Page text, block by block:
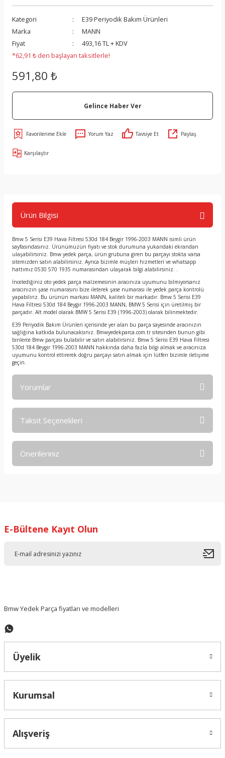
Kategori
E39 Periyodik Bakım Ürünleri
Marka
MANN
Fiyat
493,16 TL + KDV
*62,91 ₺ den başlayan taksitlerle!
591,80 ₺
Gelince Haber Ver
Yorum Yaz Tavsiye Et Paylaş
Karşılaştır
Ürün Bilgisi
Bmw 5 Serisi E39 Hava Filtresi 530d 184 Beygir 1996-2003 MANN isimli ürün
sayfasındasınız. Ürünümüzün fiyatı ve stok durumuna yukarıdaki ekrandan
ulaşabilirsiniz. Bmw yedek parça, ürün grubuna giren bu parçayı stokta varsa
sitemizden satın alabilirsiniz. Ayrıca bizimle müşteri hizmetleri ve whatsapp
hattımız 0530 570 1935 numarasından ulaşarak bilgi alabilirsiniz. .
İncelediğiniz oto yedek parça malzemesinin aracınıza uyumunu bilmiyorsanız
aracınızın şase numarasını bize ileterek şase numarası ile yedek parça kontrolü
yapabiliriz. Bu ürünün markası MANN, kaliteli bir markadır. Bmw 5 Serisi E39
Hava Filtresi 530d 184 Beygir 1996-2003 MANN, BMW 5 Serisi için üretilmiş bir
parçadır. Alt model olarak BMW 5 Serisi E39 (1996-2003) olarak bilinmektedir.
E39 Periyodik Bakım Ürünleri içerisinde yer alan bu parça sayesinde aracınızın
sağlığına katkıda bulunacaksınız. Bmwyedekparca.com.tr sitesinden bunun gibi
binlerce Bmw parçası bulabilir ve satın alabilirsiniz. Bmw 5 Serisi E39 Hava Filtresi
530d 184 Beygir 1996-2003 MANN hakkında daha fazla bilgi almak ve aracınıza
uyumunu kontrol ettirerek doğru parçayı satın almak için lütfen bizimle iletişime
geçin.
Yorumlar
Taksit Seçenekleri
Önerileriniz
Ürün resmi kalitesiz, bozuk veya görüntülenemiyor.
E-Bültene Kayıt Olun
Bmw Yedek Parça fiyatları ve modelleri
Üyelik
Kurumsal
Alışveriş